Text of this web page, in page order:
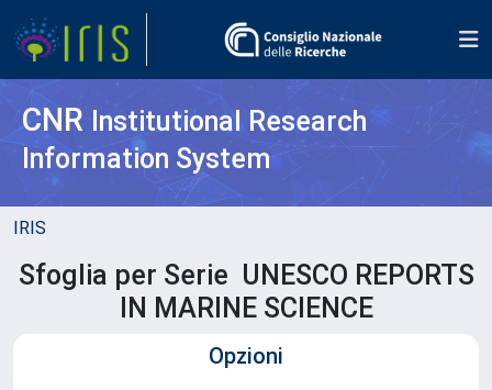
CNR Institutional Research
Information System
IRIS
Sfoglia per Serie UNESCO REPORTS
IN MARINE SCIENCE
Opzioni